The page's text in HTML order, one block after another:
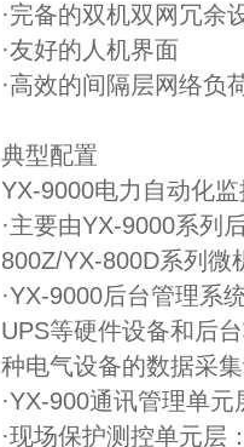
·完备的双机双网冗余
·友好的人机界面
·高效的间隔层网络负
典型配置
YX-9000电力自动化
·主要由YX-9000系列
800Z/YX-800D系列微
·YX-9000后台管理系
UPS等硬件设备和后
种电气设备的数据采
·YX-900通讯管理单元
·现场保护测控单元层